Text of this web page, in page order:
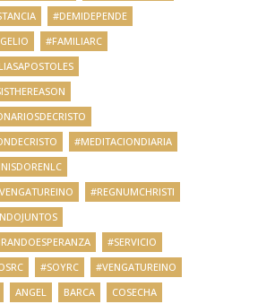
#DEMIDEPENDE
#FAMILIARC
#MEDITACIONDIARIA
#REGNUMCHRISTI
#SERVICIO
#SOYRC
#VENGATUREINO
ANGEL BARCA
COSECHA